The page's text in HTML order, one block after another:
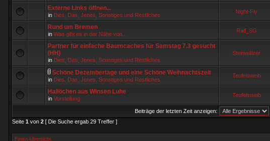
Externe Links öffnen...
in Dies, Das, Jenes, Sonstiges und Restliches
Night-Fly
Rund um Bremen
in Was gibt es in der Nähe von...
Ralf_SG
Partner für einfache Baumcaches für Samstag 7.3 gesucht
(HH)
in Dies, Das, Jenes, Sonstiges und Restliches
Steinwälzer
Schöne Dezembertage und eine Schöne Weihnachtszeit
in Dies, Das, Jenes, Sonstiges und Restliches
Teufelsweib
Hallöchen aus Winsen Luhe
in Vorstellung
Teufelsweib
Beiträge der letzten Zeit anzeigen:
Seite 1 von 2 [ Die Suche ergab 29 Treffer ]
Foren-Übersicht